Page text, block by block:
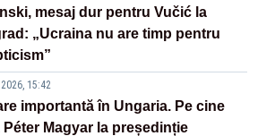
mesaj dur pentru Vučić la
„Ucraina nu are timp pentru
15:42
importantă în Ungaria. Pe cine
Péter Magyar la președinție